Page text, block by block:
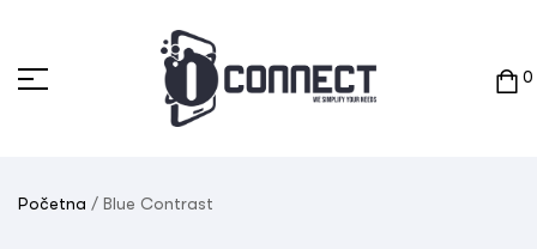
0
Početna / Blue Contrast